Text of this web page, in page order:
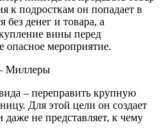
к подросткам он попадает в
без денег и товара, а
вины перед
опасное мероприятие.
– переправить крупную
Для этой цели он создает
не представляет, к чему